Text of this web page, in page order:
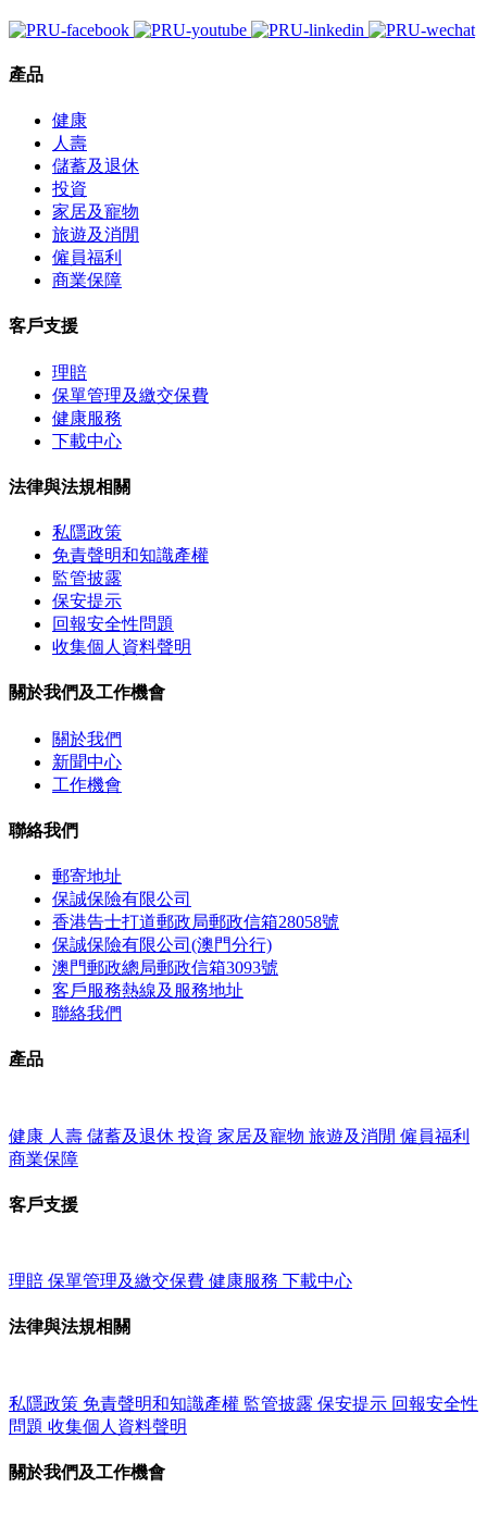
產品
健康
人壽
儲蓄及退休
投資
家居及寵物
旅遊及消閒
僱員福利
商業保障
客戶支援
理賠
保單管理及繳交保費
健康服務
下載中心
法律與法規相關
私隱政策
免責聲明和知識產權
監管披露
保安提示
回報安全性問題
收集個人資料聲明
關於我們及工作機會
關於我們
新聞中心
工作機會
聯絡我們
郵寄地址
保誠保險有限公司
香港告士打道郵政局郵政信箱28058號
保誠保險有限公司(澳門分行)
澳門郵政總局郵政信箱3093號
客戶服務熱線及服務地址
聯絡我們
產品
健康 人壽 儲蓄及退休 投資 家居及寵物 旅遊及消閒 僱員福利
商業保障
客戶支援
理賠 保單管理及繳交保費 健康服務 下載中心
法律與法規相關
私隱政策 免責聲明和知識產權 監管披露 保安提示 回報安全性
問題 收集個人資料聲明
關於我們及工作機會